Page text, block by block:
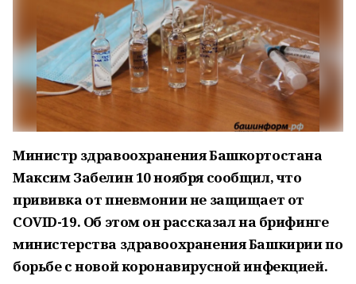
Министр здравоохранения Башкортостана
Максим Забелин 10 ноября сообщил, что
прививка от пневмонии не защищает от
COVID-19. Об этом он рассказал на брифинге
министерства здравоохранения Башкирии по
борьбе с новой коронавирусной инфекцией.